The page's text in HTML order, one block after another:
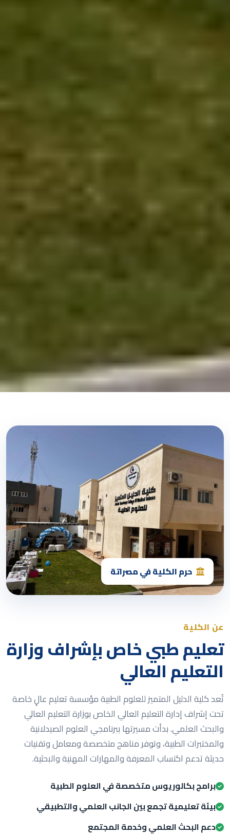
حرم الكلية في مصراتة
عن الكلية
تعليم طبي خاص بإشراف وزارة
التعليم العالي
تُعد كلية الدليل المتميز للعلوم الطبية مؤسسة تعليم عالٍ خاصة
تحت إشراف إدارة التعليم العالي الخاص بوزارة التعليم العالي
والبحث العلمي. بدأت مسيرتها ببرنامجي العلوم الصيدلانية
والمختبرات الطبية، وتوفر مناهج متخصصة ومعامل وتقنيات
حديثة تدعم اكتساب المعرفة والمهارات المهنية والبحثية.
برامج بكالوريوس متخصصة في العلوم الطبية
بيئة تعليمية تجمع بين الجانب العلمي والتطبيقي
دعم البحث العلمي وخدمة المجتمع